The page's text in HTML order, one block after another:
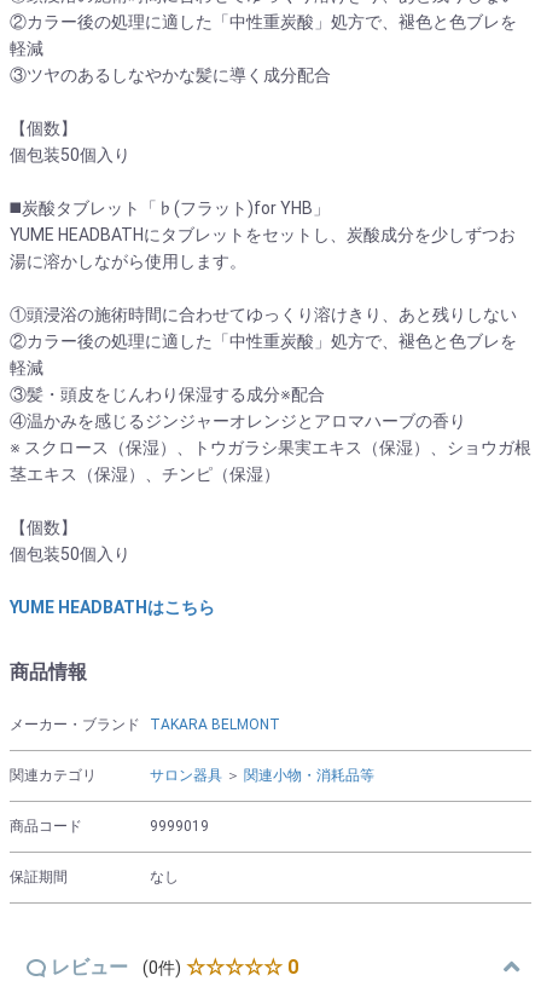
②カラー後の処理に適した「中性重炭酸」処方で、褪色と色ブレを
軽減
③ツヤのあるしなやかな髪に導く成分配合
【個数】
個包装50個入り
◼️炭酸タブレット「♭(フラット)for YHB」
YUME HEADBATHにタブレットをセットし、炭酸成分を少しずつお
湯に溶かしながら使用します。
①頭浸浴の施術時間に合わせてゆっくり溶けきり、あと残りしない
②カラー後の処理に適した「中性重炭酸」処方で、褪色と色ブレを
軽減
③髪・頭皮をじんわり保湿する成分※配合
④温かみを感じるジンジャーオレンジとアロマハーブの香り
※ スクロース（保湿）、トウガラシ果実エキス（保湿）、ショウガ根
茎エキス（保湿）、チンピ（保湿）
【個数】
個包装50個入り
YUME HEADBATHはこちら
商品情報
メーカー・ブランド TAKARA BELMONT
関連カテゴリ サロン器具 ＞ 関連小物・消耗品等
商品コード 9999019
保証期間 なし
レビュー (0件) ☆☆☆☆☆ 0